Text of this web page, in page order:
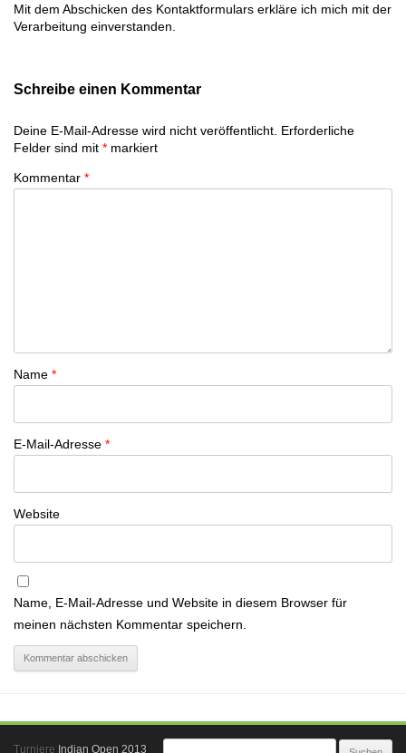
Mit dem Abschicken des Kontaktformulars erkläre ich mich mit der
Verarbeitung einverstanden.
Schreibe einen Kommentar
Deine E-Mail-Adresse wird nicht veröffentlicht. Erforderliche
Felder sind mit * markiert
Kommentar *
Name *
E-Mail-Adresse *
Website
Name, E-Mail-Adresse und Website in diesem Browser für
meinen nächsten Kommentar speichern.
Turniere Indian Open 2013